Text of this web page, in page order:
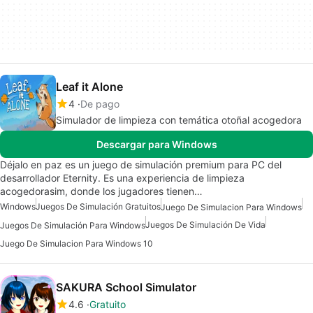
Leaf it Alone
4 De pago
Simulador de limpieza con temática otoñal acogedora
Descargar para Windows
Déjalo en paz es un juego de simulación premium para PC del
desarrollador Eternity. Es una experiencia de limpieza
acogedorasim, donde los jugadores tienen…
WindowsJuegos De Simulación GratuitosJuego De Simulacion Para Windows
Juegos De Simulación Para WindowsJuegos De Simulación De Vida
Juego De Simulacion Para Windows 10
SAKURA School Simulator
4.6 Gratuito